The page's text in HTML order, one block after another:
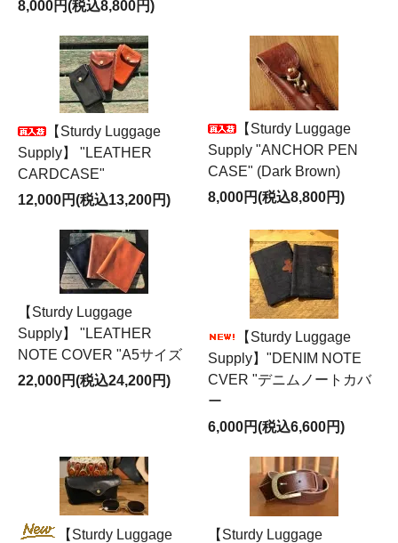
8,000円(税込8,800円)
【Sturdy Luggage
Supply】 "LEATHER
CARDCASE"
12,000円(税込13,200円)
【Sturdy Luggage
Supply "ANCHOR PEN
CASE" (Dark Brown)
8,000円(税込8,800円)
【Sturdy Luggage
Supply】 "LEATHER
NOTE COVER "A5サイズ
22,000円(税込24,200円)
【Sturdy Luggage
Supply】"DENIM NOTE
CVER "デニムノートカバ
ー
6,000円(税込6,600円)
【Sturdy Luggage
【Sturdy Luggage